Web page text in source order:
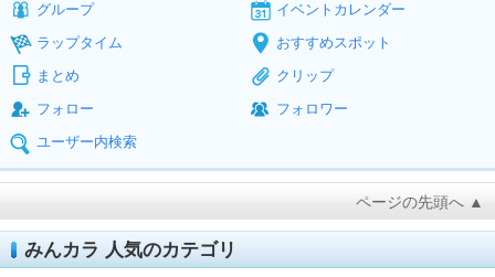
グループ
イベントカレンダー
ラップタイム
おすすめスポット
まとめ
クリップ
フォロー
フォロワー
ユーザー内検索
ページの先頭へ ▲
みんカラ 人気のカテゴリ